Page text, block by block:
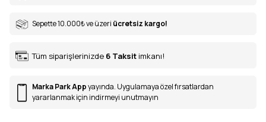
Sepette 10.000₺ve üzeri ücretsiz kargo!
Tüm siparişlerinizde 6 Taksit imkanı!
Marka Park Appyayında. Uygulamaya özel fırsatlardan
yararlanmak için indirmeyi unutmayın